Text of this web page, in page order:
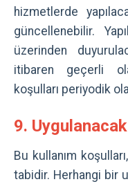
hizmetlerde
güncellenebilir.
üzerinden
itibaren geçerli
koşulları periyodik
9.
Bu kullanım
tabidir. Herhangi bir